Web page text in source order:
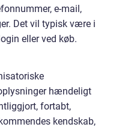
e-mail,
Det vil typisk være i
eller ved køb.
hændeligt
fortabt,
kendskab,